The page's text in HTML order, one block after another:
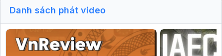
Danh sách phát video